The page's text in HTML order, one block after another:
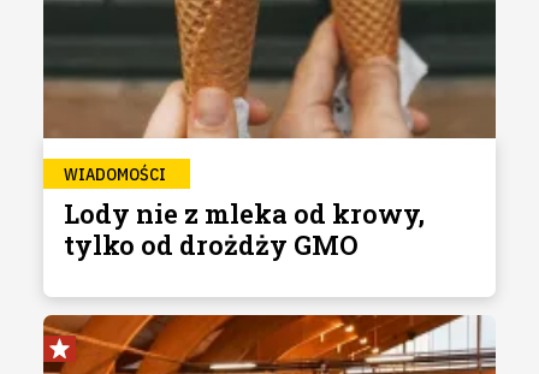
WIADOMOŚCI
Lody nie z mleka od krowy,
tylko od drożdży GMO